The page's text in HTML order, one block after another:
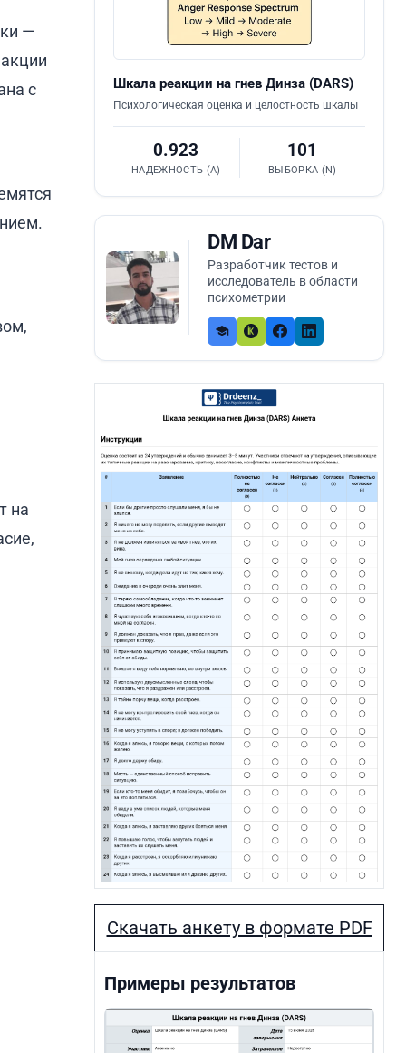
—
с
на
Шкала реакции на гнев Динза (DARS)
Психологическая оценка и целостность шкалы
0.923
НАДЕЖНОСТЬ (Α)
101
ВЫБОРКА (N)
DM Dar
Разработчик тестов и
исследователь в области
психометрии
Скачать анкету в формате PDF
Примеры результатов